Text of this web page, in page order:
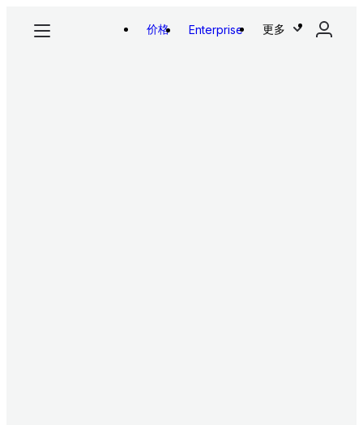
价格 Enterprise 更多